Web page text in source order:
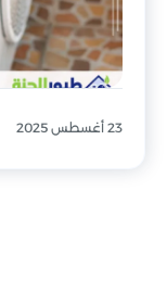
23 أغسطس 2025